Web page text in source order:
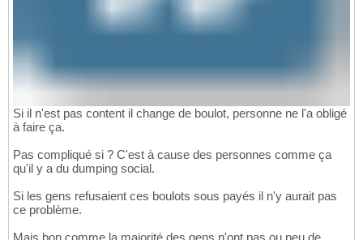
Si il n'est pas content il change de boulot, personne ne l'a obligé
à faire ça.
Pas compliqué si ? C'est à cause des personnes comme ça
qu'il y a du dumping social.
Si les gens refusaient ces boulots sous payés il n'y aurait pas
ce problème.
Mais bon comme la majorité des gens n'ont pas ou peu de